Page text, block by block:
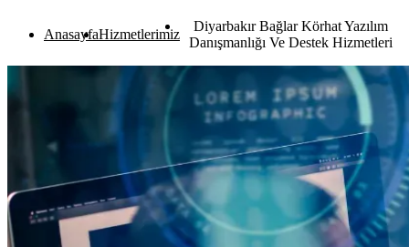
AnasayfaHizmetlerimiz
Diyarbakır Bağlar Körhat Yazılım
Danışmanlığı Ve Destek Hizmetleri